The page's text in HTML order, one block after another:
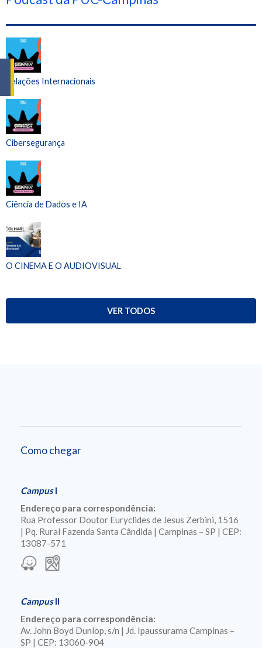
Relações Internacionais
Cibersegurança
Ciência de Dados e IA
O CINEMA E O AUDIOVISUAL
VER TODOS
Como chegar
CampusI
Endereço para correspondência:
Rua Professor Doutor Euryclides de Jesus Zerbini, 1516
| Pq. Rural Fazenda Santa Cândida | Campinas – SP | CEP:
13087-571
CampusII
Endereço para correspondência:
Av. John Boyd Dunlop, s/n | Jd. Ipaussurama Campinas –
SP | CEP: 13060-904